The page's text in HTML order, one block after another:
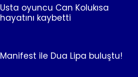
Usta oyuncu Can Kolukısa
hayatını kaybetti
Manifest ile Dua Lipa buluştu!